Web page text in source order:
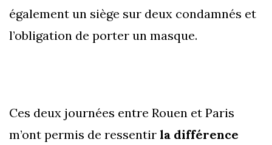
également un siège sur deux condamnés et
l’obligation de porter un masque.
Ces deux journées entre Rouen et Paris
m’ont permis de ressentir la différence